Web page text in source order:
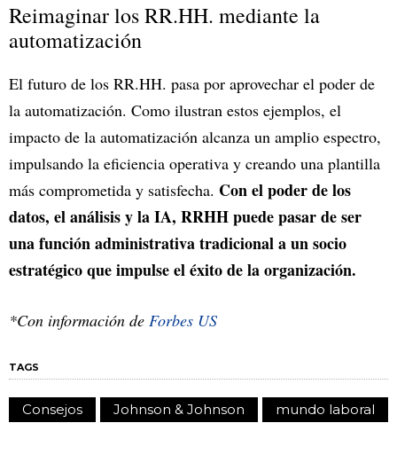
Reimaginar los RR.HH. mediante la
automatización
El futuro de los RR.HH. pasa por aprovechar el poder de
la automatización. Como ilustran estos ejemplos, el
impacto de la automatización alcanza un amplio espectro,
impulsando la eficiencia operativa y creando una plantilla
más comprometida y satisfecha. Con el poder de los
datos, el análisis y la IA, RRHH puede pasar de ser
una función administrativa tradicional a un socio
estratégico que impulse el éxito de la organización.
*Con información de Forbes US
TAGS
Consejos Johnson & Johnson mundo laboral